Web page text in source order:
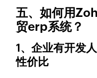
五、如何用
贸erp系统？
1、企业有开发
性价比